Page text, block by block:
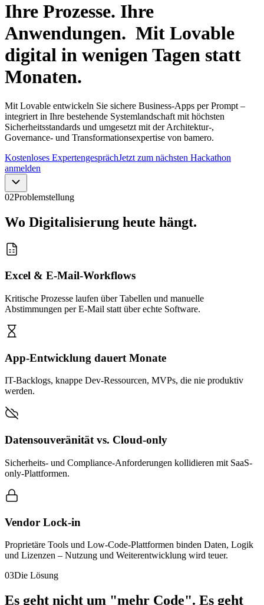
Ihre Prozesse. Ihre
Anwendungen. Mit Lovable
digital in wenigen Tagen statt
Monaten.
Mit Lovable entwickeln Sie sichere Business-Apps per Prompt –
integriert in Ihre bestehende Systemlandschaft mit höchsten
Sicherheitsstandards und umgesetzt mit der Architektur-,
Governance- und Transformationsexpertise von bamero.
Kostenloses ExpertengesprächJetzt zum nächsten Hackathon
anmelden
02Problemstellung
Wo Digitalisierung heute hängt.
Excel & E-Mail-Workflows
Kritische Prozesse laufen über Tabellen und manuelle
Abstimmungen per E-Mail statt über echte Software.
App-Entwicklung dauert Monate
IT-Backlogs, knappe Dev-Ressourcen, MVPs, die nie produktiv
werden.
Datensouveränität vs. Cloud-only
Sicherheits- und Compliance-Anforderungen kollidieren mit SaaS-
only-Plattformen.
Vendor Lock-in
Proprietäre Tools und Low-Code-Plattformen binden Daten, Logik
und Lizenzen – Nutzung und Weiterentwicklung wird teuer.
03Die Lösung
Es geht nicht um "mehr Code". Es geht